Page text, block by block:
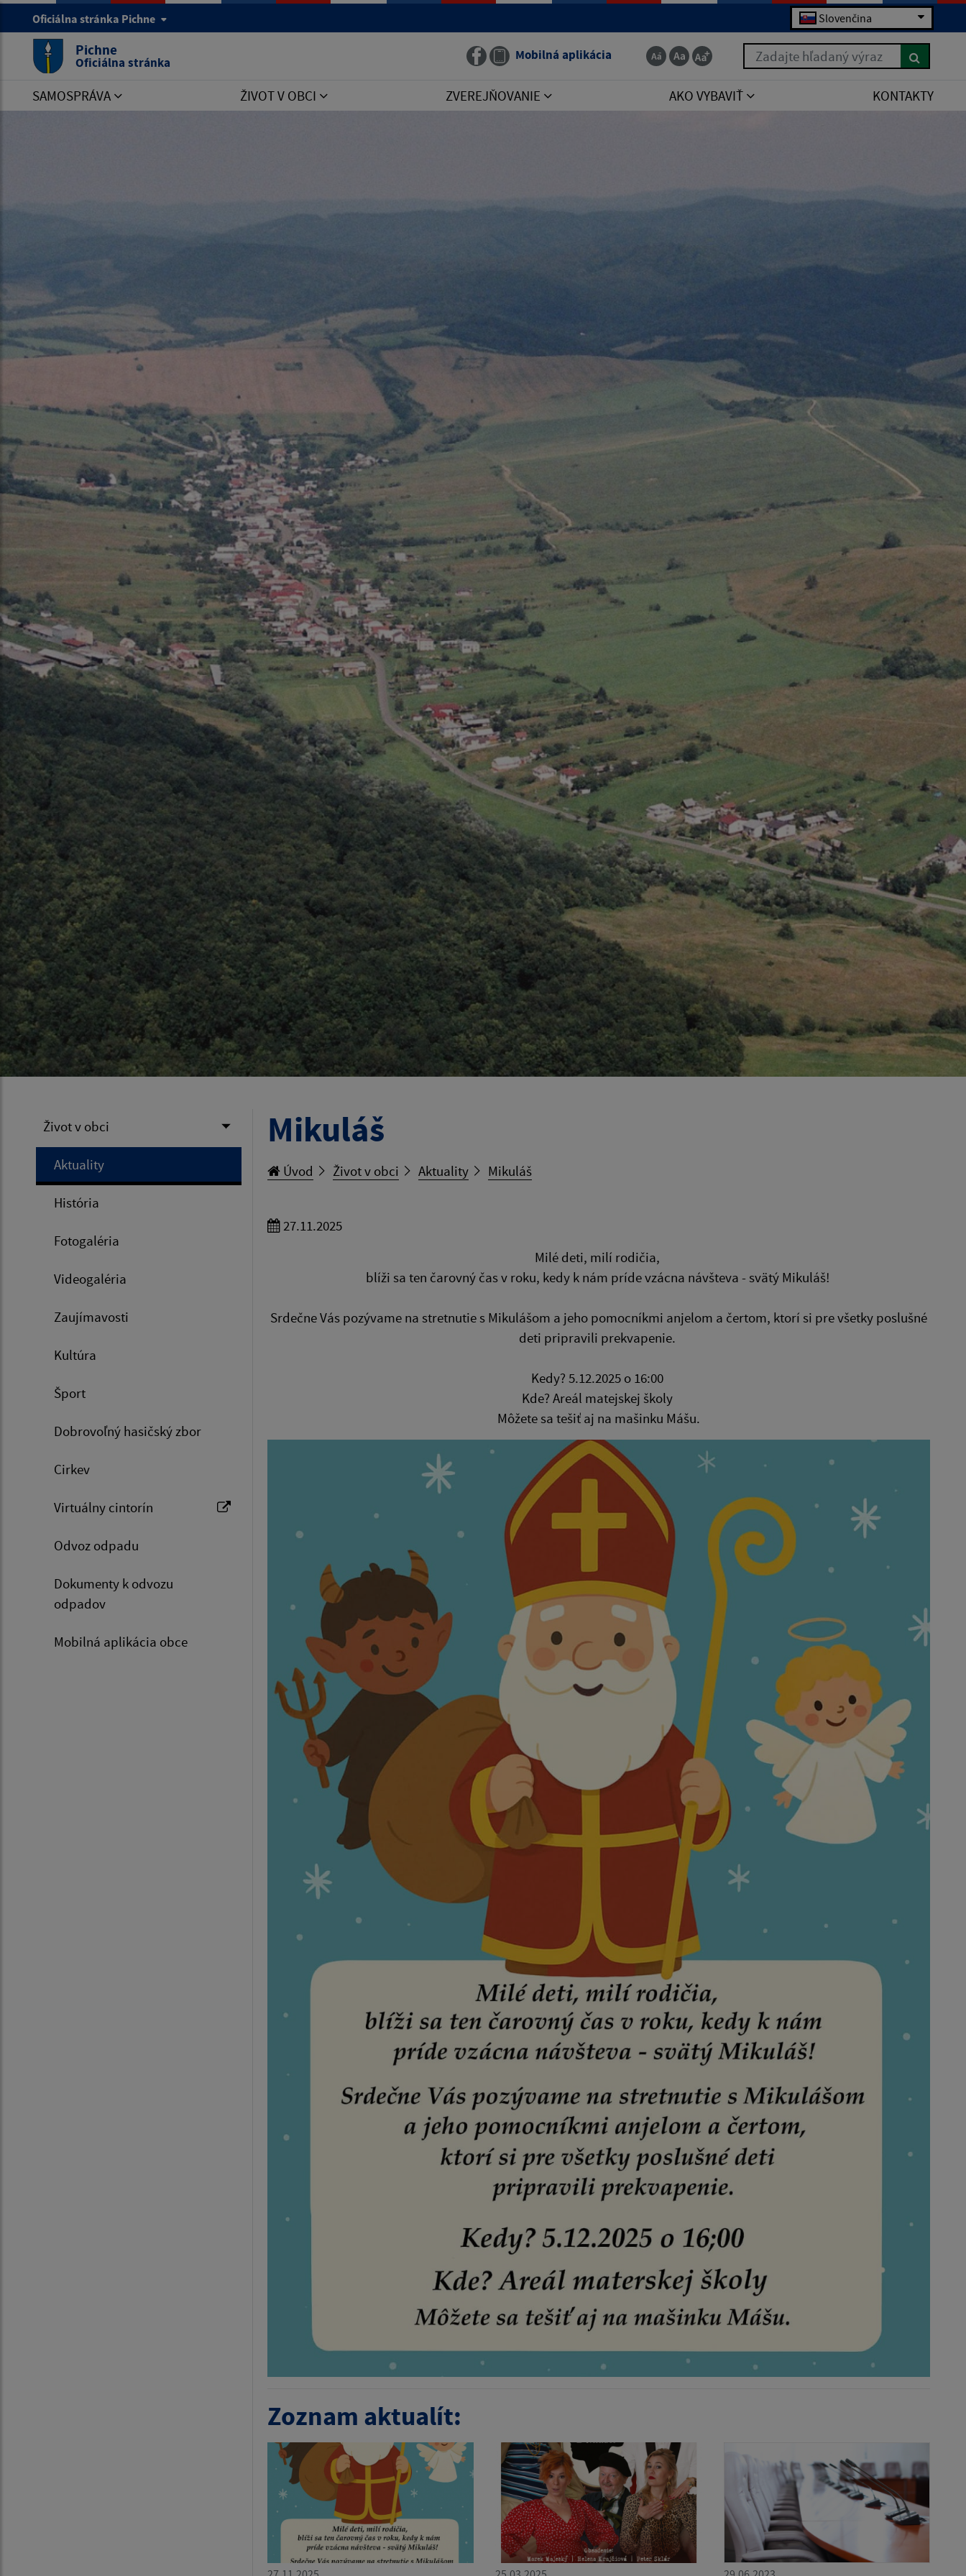
Oficiálna stránka Pichne Slovenčina
Pichne
Oficiálna stránka Mobilná aplikácia Zadajte hľadaný výraz
SAMOSPRÁVA ŽIVOT V OBCI ZVEREJŇOVANIE AKO VYBAVIŤ KONTAKTY
Život v obci
Aktuality
História
Fotogaléria
Videogaléria
Zaujímavosti
Kultúra
Šport
Dobrovoľný hasičský zbor
Cirkev
Virtuálny cintorín
Odvoz odpadu
Dokumenty k odvozu
odpadov
Mobilná aplikácia obce
Mikuláš
Úvod Život v obci Aktuality Mikuláš
27.11.2025
Milé deti, milí rodičia,
blíži sa ten čarovný čas v roku, kedy k nám príde vzácna návšteva - svätý Mikuláš!
Srdečne Vás pozývame na stretnutie s Mikulášom a jeho pomocníkmi anjelom a čertom, ktorí si pre všetky poslušné
deti pripravili prekvapenie.
Kedy? 5.12.2025 o 16:00
Kde? Areál matejskej školy
Môžete sa tešiť aj na mašinku Mášu.
Zoznam aktualít: